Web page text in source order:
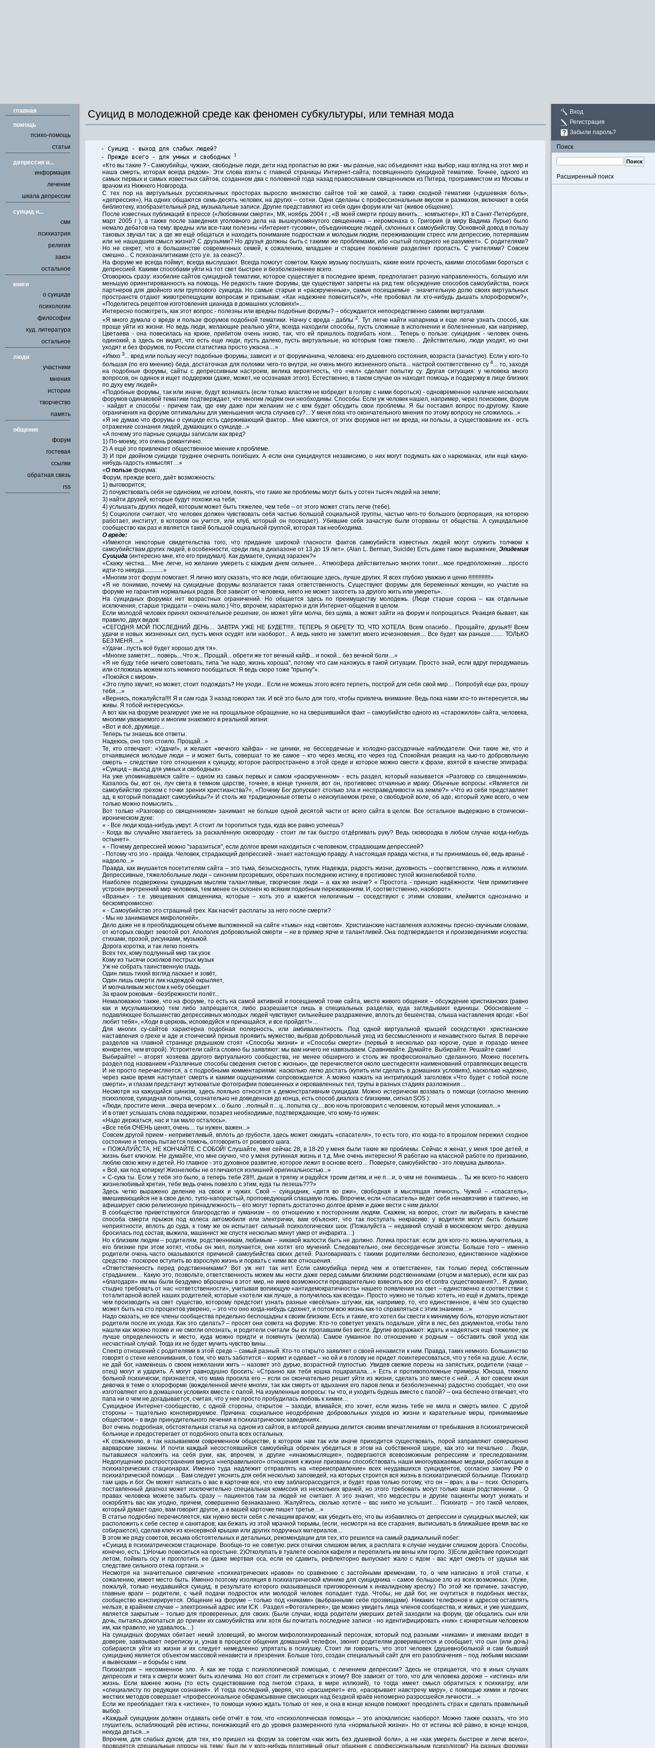
главная
помощь
психо-помощь
статьи
депрессия и...
информация
лечение
шкала депрессии
cуицид и...
сми
психиатрия
религия
закон
остальное
книги
о суициде
психологии
философии
худ. литература
остальное
люди
участники
мнения
истории
творчество
память
общение
форум
гостевая
ссылки
обратная связь
rss
Вход
Регистрация
Забыли пароль?
Поиск
Расширенный поиск
Суицид в молодежной среде как феномен субкультуры, или темная мода
- Суицид - выход для слабых людей?
- Прежде всего - для умных и свободных
1
«Кто вы такие ? - Самоубийцы, чужаки, свободные люди, дети над пропастью во ржи - мы разные, нас объединяет наш выбор, наш взгляд на этот мир и
наша смерть, которая всегда рядом». Эти слова взяты с главной страницы Интернет-сайта, посвященного суицидной тематике. Точнее, одного из
самых первых и самых известных сайтов, созданном два с половиной года назад православным священником из Питера, программистом из Москвы и
врачом из Нижнего Новгорода.
С тех пор на виртуальных русскоязычных просторах выросло множество сайтов той же самой, а также сходной тематики («душевная боль»,
«депрессия»), На одних общаются семь-десять человек, на других – сотни. Одни сделаны с профессиональным вкусом и размахом, включают в себя
библиотеку, изобразительный ряд, музыкальные записи. Другие представляют из себя один форум или чат (живое общение).
После известных публикаций в прессе («Любовники смерти», МК, ноябрь 2004 г , «В моей смерти прошу винить… компьютер», КП в Санкт-Петербурге,
март 2005 г ), а также после заведения уголовного дела на вышеупомянутого священника – иеромонаха о. Григория (в миру Вадима Лурье) было
немало дебатов на тему: вредны или все-таки полезны «Интернет-тусовки», объединяющие людей, склонных к самоубийству. Основной довод в пользу
таковых звучал так: а где же ещё общаться и находить понимание подросткам и молодым людям, переживающим стресс или депрессию, потерявшим
или не нашедшим смысл жизни? С друзьями? Но друзья должны быть с такими же проблемами, ибо «сытый голодного не разумеет». С родителями?
Но не секрет, что в большинстве современных семей, к сожалению, младшее и старшее поколение разделяет пропасть. С учителями? Совсем
смешно... С психоаналитиками (сто у.е. за сеанс)?..
На форуме же всегда поймут, всегда выслушают. Всегда помогут советом. Какую музыку послушать, какие книги прочесть, какими способами бороться с
депрессией. Какими способами уйти на тот свет быстрее и безболезненнее всего.
Оговорюсь сразу: изобилие сайтов суицидной тематики, которое существует в последнее время, предполагает разную направленность, большую или
меньшую ориентированность на помощь. Не редкость такие форумы, где существуют запреты на ряд тем: обсуждение способов самоубийства, поиск
партнеров для двойного или группового суицида. Но самые старые и «раскрученные», самые посещаемые - значительную долю своих виртуальных
пространств отдают животрепещущим вопросам и призывам: «Как надежнее повеситься?», «Не пробовал ли кто-нибудь дышать хлороформом?»,
«Поделитесь рецептом изготовления цианида в домашних условиях!»…
Интересно посмотреть, как этот вопрос - полезны или вредны подобные форумы? – обсуждается непосредственно самими виртуалами.
«Я много думала о вреде и пользе форумов подобной тематики. Начну с вреда - даблы2. Тут легче найти напарника и еще легче узнать способ, как
проще уйти из жизни. Но ведь люди, желающие реально уйти, всегда находили способы, пусть сложные в исполнении и болезненные, как например,
Цветаева - она повесилась на крюке, прибитом очень низко, так, что ей пришлось подгибать ноги… Теперь о пользе: суицидник - человек очень
одинокий, а здесь он видит, что есть еще люди, пусть далеко, пусть виртуальные, но которым тоже тяжело… Действительно, люди уходят, но они
уходят и без форумов, по России статистика просто ужасна…»
«Имхо3... вред или пользу несут подобные форумы, зависит и от форумчанина, человека: его душевного состояния, возраста (зачастую). Если у кого-то
большая (по его мнению) беда, достаточная для поломки чего-то внутри, не очень много жизненного опыта... настрой соответственно су4... то, заходя
на подобные форумы, сайты с депрессивным настроем, велика вероятность, что «чел» сделает попытку су. Другая ситуация: у человека много
вопросов, он одинок и ищет поддержки (даже, может, не осознавая этого). Естественно, в таком случае он находит помощь и поддержку в лице близких
по духу ему людей».
«Подобные форумы, так или иначе, будут возникать (если только властям не взбредет в голову с ними бороться) - одновременное наличие нескольких
форумов одинаковой тематики подтверждает, что многим людям они необходимы. Способы. Если уж человек нашел, например, через поисковик, форум
- найдет и способы - причем там, где ему даже при желании не с кем будет обсудить свои проблемы. Я бы поставил вопрос по-другому. Какие
ограничения на форуме оптимальны для уменьшения числа случаев су?... У меня пока что окончательного мнения по этому вопросу не сложилось...»
«Я не думаю что форумы о суициде есть сдерживающий фактор... Мне кажется, от этих форумов нет ни вреда, ни пользы, а существование их - есть
отражение сознания людей, думающих о суициде...»
«А почему это парные суициды записали как вред?
1) По-моему, это очень романтично.
2) А ещё это привлекает общественное мнение к проблеме.
3) И при двойном суициде труднее очернить погибших. А если они суициднутся независимо, о них могут подумать как о наркоманах, или ещё какую-
нибудь гадость измыслят…»
«О пользе форума:
Форум, прежде всего, даёт возможность:
1) выговорится;
2) почувствовать себя не одиноким, не изгоем, понять, что такие же проблемы могут быть у сотен тысяч людей на земле;
3) найти друзей, которые будут похожи на тебя;
4) услышать других людей, которым может быть тяжелее, чем тебе – от этого может стать легче (тебе).
5) Социологи считают, что человек должен чувствовать себя частью большой социальной группы, частью чего-то большого (корпорация, на которою
работает, институт, в котором он учится, или клуб, который он посещает). Убившие себя зачастую были оторваны от общества. А суицидальное
сообщество как раз и является такой большой социальной группой, которая так необходима.
О вреде:
«Имеются некоторые свидетельства того, что придание широкой гласности фактов самоубийств известных людей могут служить толчком к
самоубийствам других людей, в особенности, среди лиц в диапазоне от 13 до 19 лет». (Alan L. Berman, Suicide) Есть даже такое выражение, Эпидемия
Суицида (интересно мне, кто его придумал). Как думаете, суицид заразен?»
«Скажу честна.... Мне легче, но желание умереть с каждым днем сильнее.... Атмосфера действительно многих топит....мое предположение.....просто
идти-то некуда.............»
«Многим этот форум помогает. Я лично могу сказать, что все люди, обитающие здесь, лучше других. Я всех глубоко уважаю и ценю !!!!!!!!!!!!!!!»
«Я не понимаю, почему на суицидные форумы возлагается такая ответственность. Существуют форумы для беременных женщин, но участие на
форуме не гарантия нормальных родов. Все зависит от человека, никто не может захотеть за другого жить или умереть».
На суицидных форумах нет возрастных ограничений. Но общается здесь по преимуществу молодежь. (Люди старше сорока – как отдельные
исключения, старше тридцати – очень мало.) Что, впрочем, характерно и для Интернет-общения в целом.
Если молодой человек принял окончательное решение, он может уйти молча, без шума, а может зайти на форум и попрощаться. Реакция бывает, как
правило, двух видов:
«СЕГОДНЯ МОЙ ПОСЛЕДНИЙ ДЕНЬ… ЗАВТРА УЖЕ НЕ БУДЕТ!!!!!.. ТЕПЕРЬ Я ОБРЕТУ ТО, ЧТО ХОТЕЛА. Всем спасибо... Прощайте, друзья!!! Всем
удачи и новых жизненных сил, пусть меня осудят или наоборот... А ведь никто не заметит моего исчезновения.... Все будет как раньше......... ТОЛЬКО
БЕЗ МЕНЯ.....»
«Удачи...пусть всё будет хорошо для тя».
«Многие заметят.... поверь....Что ж... Прощай... обрети же тот вечный кайф... и покой... без вечной боли....»
«Я не буду тебе ничего советовать, типа "не надо, жизнь хороша", потому что сам нахожусь в такой ситуации. Просто знай, если вдруг передумаешь
или отложишь можем хоть немного пообщаться. Я ведь скоро тоже "прыгну"».
«Покойся с миром».
«Это глупо звучит, но может, стоит подождать? Не уходи... Если не можешь этого всего терпеть, построй для себя свой мир… Попробуй еще раз, прошу
тебя....»
«Вернись, пожалуйста!!!! Я и сам года 3 назад говорил так. И всё это было для того, чтобы привлечь внимание. Ведь пока нами кто-то интересуется, мы
живы. Я тобой интересуюсь».
А вот как на форуме реагируют уже не на прощальное обращение, но на свершившийся факт – самоубийство одного из «старожилов» сайта, человека,
многими уважаемого и многим знакомого в реальной жизни:
«Вот и всё, дружище...
Теперь ты знаешь все ответы.
Надеюсь, оно того стоило. Прощай...»
Те, кто отвечают: «Удачи!», и желают «вечного кайфа» - не циники, не бессердечные и холодно-рассудочные наблюдатели. Они такие же, что и
отчаявшиеся молодые люди – и может быть, совершат то же самое – кто через месяц, кто через год. Спокойная реакция на чью-то добровольную
смерть – следствие того отношения к суициду, которое распространено в этой среде и которое можно свести к фразе, взятой в качестве эпиграфа:
«Суицид – выход для умных и свободных».
На уже упоминавшемся сайте – одном из самых первых и самом «раскрученном» - есть раздел, который называется «Разговор со священником».
Казалось бы, вот он, луч света в темном царстве, точнее, в конце туннеля, вот он, противовес отчаянью и мраку. Обычные вопросы: «Является ли
самоубийство грехом с точки зрения христианства?», «Почему Бог допускает столько зла и несправедливости на земле?» «Что из себя представляет
ад, в который попадают самоубийцы?» И столь же традиционные ответы о неискупаемом грехе, о свободной воле, об аде, который хуже всего, о чем
только можно помыслить…
Вот только «Разговор со священником» занимает не больше одной десятой части от всего сайта в целом. Все остальное выдержано в стоически–
ироническом духе:
« - Все люди когда-нибудь умрут. А стоит ли торопиться туда, куда все равно успеешь?
- Когда вы случайно хватаетесь за раскалённую сковородку - стоит ли так быстро отдёргивать руку? Ведь сковородка в любом случае когда-нибудь
остынет».
« - Почему депрессией можно "заразиться", если долгое время находиться с человеком, страдающим депрессией?
- Потому что это - правда. Человек, страдающий депрессией - знает настоящую правду. А настоящая правда честна, и ты принимаешь её, ведь враньё -
надоело...»
Правда, как внушается посетителям сайта – это тьма, безысходность, тупик. Надежда, радость жизни, духовность – соответственно, ложь и иллюзии.
Депрессивные, тяжелобольные люди – синоним прозревших, обретших последнюю истину, в противовес тупой жизнелюбивой толпе.
Наиболее подвержены суицидным мыслям талантливые, творческие люди – а как же иначе? « Простота - принцип надёжности. Чем примитивнее
устроен внутренний мир человека, тем менее он склонен ко всяким подобным переживаниям. И, соответственно, наоборот».
«Вранье» - т.е. увещевания священника, которые – хоть это и кажется нелогичным – соседствуют с этими словами, клеймится однозначно и
бескомпромиссно:
« - Самоубийство это страшный грех. Как насчёт расплаты за него после смерти?
- Мы не занимаемся мифологией».
Дело даже не в преобладающем объеме выложенной на сайте «тьмы» над «светом». Христианские наставления изложены пресно-скучными словами,
от которых сводит зевотой рот. Апология добровольной смерти – не в пример ярче и талантливей. Она подтверждается и произведениями искусства:
стихами, прозой, рисунками, музыкой.
Дорога коротка, и так легко понять
Всех тех, кому подлунный мир так узок
Кому из тысячи осколков пестрых музык
Уж не собрать таинственную гладь.
Один лишь тихий взгляд ласкает и зовёт,
Один лишь смерти лик надеждой окрыляет,
И молчаливым жестом к небу обещает
За краем роковым - безбрежности полёт...
Немаловажно также, что на форуме, то есть на самой активной и посещаемой точке сайта, месте живого общения – обсуждение христианских (равно
как и мусульманских) тем либо запрещается, либо разрешается лишь в специальных разделах, куда заглядывают единицы. Обоснование –
подавляющее большинство депрессивных молодых людей чувствуют сильнейшее раздражение, вплоть до бешенства, слыша наставления вроде: «Бог
любит тебя», «Ходи в церковь, исповедуйся и причащайся, и все пройдет!»…
Для многих су-сайтов характерна подобная полярность, или амбивалентность. Под одной виртуальной крышей соседствуют христианские
наставления о грехе и аде и стоический призыв проявить мужество, выбрав добровольный уход из бессмысленного и ненавистного бытия. В перечне
разделов на главной странице рядышком стоят «Способы жизни» и «Способы смерти» (первый в несколько раз короче, суше и гораздо менее
конкретен, чем второй). Устроители сайта словно бы заявляют: мы вам ничего не навязываем. Сравнивайте. Думайте. Выбирайте. Решайте сами!
Выбирайте! – вторят хозяева другого виртуального сообщества, не менее обширного и столь же профессионально сделанного. Можно посетить
раздел под названием «Различные способы сведения счетов с жизнью», где перечисляется около шестидесяти наименований отравляющих веществ.
И не просто перечисляется, а с подробными комментариями: насколько легко достать (купить или сделать в домашних условиях), насколько надежно,
через какое время наступает смерть и какими ощущениями сопровождается. А можно нажать на интригующий заголовок «Что будет с тобой после
смерти», и глазам предстанут жутковатые фотографии повешенных и окровавленных тел, трупы в разных стадиях разложения…
Несмотря на кажущийся цинизм, здесь лояльно относятся к демонстративным суицидам. Можно истерически воззвать о помощи (согласно мнению
психологов, суицидная попытка, сознательно не доведенная до конца, есть способ диалога с близкими, сигнал SOS ):
«Люди, простите меня....вчера вечером х…о было ...полный п…ц...попытка су.....всю ночь проговорил с человеком, который меня успокаивал...»
И в ответ услышать слова поддержки, позарез необходимые, подтверждающие, что кому-то нужен:
«Надо держаться, нас и так мало осталось».
«Все тебя ОЧЕНЬ ценят, очень… ты нужен, важен...»
Совсем другой прием - неприветливый, вплоть до грубости, здесь может ожидать «спасателя», то есть того, кто когда-то в прошлом пережил сходное
состояние и теперь пытается помочь, отговорить от рокового шага.
« ПОЖАЛУЙСТА, НЕ КОНЧАЙТЕ С СОБОЙ! Слушайте, мне сейчас 28, в 18-20 у меня были такие же проблемы. Сейчас я женат, у меня трое детей, и
жизнь бьет ключом. Не думайте, что мне скучно, что у меня рутинная жизнь и т.д. Мне очень интересно! Я работаю на классной работе по призванию,
люблю свою жену и детей. Но главное - это духовное развитие, которое лежит в основе всего… Поверьте, самоубийство - это ловушка дьявола».
« Всё, как под копирку! Жизнелюбы не отличаются излишней оригинальностью...»
« С-сука ты. Если у тебя это было, а теперь тебе 28!!!, дыши в тряпку и радуйся троим детям, и не п…и, о чем не понимаешь… Ты же всего-то навсего
жизнелюбивый кретин, тебе ведь очень повезло с этим, куда ты лезешь???»
Здесь четко выражено деление на своих и чужих. Свой – суицидник, «дитя во ржи», свободная и мыслящая личность. Чужой – «спасатель»,
вмешивающийся не в свое дело, тупо-напористый, проповедующий слащавую ложь. Впрочем, если «спасатель» ведет себя ненавязчиво и тактично, не
афиширует свою религиозную принадлежность – его могут терпеть достаточно долгое время и даже вести с ним диалог.
В сообществе приветствуются благородство и гуманизм – по отношению к посторонним людям. Скажем, на вопрос, стоит ли выбирать в качестве
способа смерти прыжок под колеса автомобиля или электрички, вам объяснят, что так поступать некрасиво: у водителя могут быть большие
неприятности, вплоть до суда, к тому же он испытает сильный психологических шок. (Пожалуйста – недавний случай в московском метро: девушка
бросилась под состав, выжила, машинист же спустя несколько минут умер от инфаркта…)
Но к близким людям – родителям, родственникам, любимым – никакой жалости быть не должно. Логика простая: если для кого-то жизнь мучительна, а
его близкие при этом хотят, чтобы он жил, получается, они хотят его мучений. Следовательно, они бессердечные эгоисты. Больше того – именно
родители очень часто оказываются причиной самоубийства своих детей. Разговаривать с такими родителями бесполезно, единственное надёжное
средство - поскорее вступить во взрослую жизнь и порвать с ними все отношения.
«Ответственность перед родственниками? Вот уж нет так нет! Если самоубийца перед чем и ответственен, так только перед собственным
страданием… Какую это, позвольте, ответственность можем мы нести даже перед самыми близкими родственниками (отцом и матерью), если как раз
«благодаря» им мы были бездумно вброшены в этот мир, не имев возможности предварительно взвесить все pro et contra существования?... Я думаю,
стыдно требовать от нас «ответственности», учитывая вопиющую «антидемократичность» нашего появления на свет – единственно в соответствии с
тоталитарной волей наших родителей, которые «хотели как лучше, а получилось как всегда». Просто нужно не только хотеть, но ещё и думать, прежде
чем производить на свет существо, которому предстоит узнать разные «весёлые» штучки, как, например, то, что единственное, в чём это существо
может быть на сто процентов уверено, – это что оно когда-нибудь сдохнет, и потом всю жизнь как-то справляться с этим знанием…»
Надо сказать, не все члены сообщества предельно беспощадны к своим близким. Есть и такие, кто хотел бы свести к минимуму боль, которую испытают
родители после их ухода. Как это сделать? – просят они совета на форуме. Кто-то советует уехать подальше, уйти в лес, без документов, чтобы тело
нашли как можно позже и не смогли опознать, и родители считали бы их пропавшим без вести. Другие возражают: ждать и надеяться ещё тяжелее, уж
лучше определенность и место, куда можно придти и помянуть (могила). Самое гуманное по отношению к родным – обставить свой уход как
несчастный случай. Тогда их не будет мучить чувство вины…
Спектр отношений с родителями в этой среде – самый разный. Кто-то открыто заявляет о своей ненависти к ним. Правда, таких немного. Большинство
говорят о стене непонимания, о том, что мать заботится – кормит и одевает – но ей и в голову не придет поинтересоваться, что у тебя на душе. А если,
не дай бог, намекнешь о своем нежелании жить – назовет это дурью, возрастной глупостью. Увидев свежие порезы на запястьях, родители (чаще –
отец) могут и ударить. А могут равнодушно бросить: «Странно как тебя кошка поцарапала…» Есть и противоположные примеры. Юноша, тяжело
больной психически, признается, что мама просила его – если он окончательно решит уйти из жизни, сделать это вместе с ней… А вот совсем юная
девочка в теме о хлороформе (вожделенной мечте многих, так как смерть от вдыхания его паров легка и безболезненна) радостно сообщает, что они
изготовляют его в домашних условиях вместе с папой. На изумленные вопросы: ты что, и уходить будешь вместе с папой? – она беспечно отвечает, что
папа ни о чем не догадывается, считая, что у нее просто пробудилась любовь к химии…
Суицидное Интернет-сообщество, с одной стороны, открытое – заходи, вливайся, кто хочет, если жизнь тебе не мила и смерть милее. С другой
стороны – тщательно конспирируемое. Причина: социальное неодобрение добровольных уходов из жизни и карательные меры, принимаемые
обществом – в виде принудительного лечения в психиатрических заведениях.
Вот очень подробная, обстоятельная статья на одном из сайтов, в которой девушка делится своими впечатлениями от пребывания в психиатрической
больнице и предостерегает от подобного опыта всех остальных.
«К сожалению, в так называемом современном обществе, в котором нам так или иначе приходится существовать, порой заправляют совершенно
варварские законы. И почти каждый несостоявшийся самоубийца обречен убедиться в этом на собственной шкуре, как это ни печально… Люди,
пытавшиеся наложить на себя руки, как, впрочем, и другие «инакомыслящие», подвергаются всевозможным репрессиям и преследованиям.
Недопущению распространения вируса «неправильного» отношения к жизни призваны способствовать наши многоуважаемые медики, работающие в
психиатрических стационарах. Именно туда надлежит отправлять на «переисправление» всех неудавшихся суицидентов, согласно закону РФ о
психиатрической помощи… Вам следует уяснить для себя несколько заповедей, на которых строится вся жизнь в психиатрической больнице. Психиатр
там царь и бог. Он может написать о вас в карточке все, что ему заблагорассудится, и будет прав только потому, что он – врач, а вы – псих. Оспорить
поставленный диагноз может исключительно специальная комиссия из нескольких врачей, но этого требовать могут только ваши родственники… О
правах человека можете забыть сразу – пациентов там за людей не считают. А это значит, что медсестры и другие пациенты могут унижать и
оскорблять вас как угодно, причем, совершенно безнаказанно. Жалуйтесь, сколько хотите – вас никто не услышит… Психиатр – это такой человек,
который думает одно, вам говорит другое, а в вашей карточке пишет третье…»
В статье подробно перечисляется, как нужно вести себя с лечащим врачом; как убедить его, что вы избавились от депрессии и суицидных мыслей; как
расположить к себе сестер и санитаров; как бежать из этой мрачной тюрьмы, (если, несмотря на все старания, выписывать в ближайшее время вас не
собираются), сделав ключ из консервной крышки или других подручных материалов…
В этом же ряду советов, весьма обстоятельных и детальных, рекомендации для тех, кто решился на самый радикальный побег:
«Суицид в психиатрическом стационаре. Вообще-то не советую: риск откачки слишком велик, а расплата в случае неудачи слишком дорога. Способы,
конечно, есть: 1)Ночью повеситься на простыне. 2)Отколупать в туалете осколок кафеля и перепилить им вены или горло. 3)Если действие происходит
летом, поймать осу и проглотить ее (даже мертвая оса, если ее сдавить, рефлекторно выпускает жало с ядом - вас ждет смерть от удушья как
следствие сильного отека гортани..»
Несмотря на значительное смягчение «психиатрических нравов» по сравнению с застойными временами, то, о чем написано в этой статье, к
сожалению, имеет место быть. Именно поэтому изоляция в психиатрической клинике для суицидника – самое большое зло из всех возможных. (Хуже,
пожалуй, только неудавшийся суицид, в результате которого оказываешься приговоренным к инвалидному креслу.) По этой же причине, зачастую,
главные враги – родители, с чьей подачи подросток или молодой человек попадает туда. Чтобы, не дай бог, не очутиться в подобных местах,
сообщество конспирируется. Общение на форуме – только под «никами» (выбранными себе прозвищами). Никаких телефонов и адресов оставлять
нельзя, в крайнем случае – электронный адрес или ICK . Раздел «Фотогалерея», где можно увидеть лица членов сообщества, и живых, и уже ушедших,
является закрытым – только для проверенных, для своих. (Были случаи, когда родители умерших детей заходили на форум, где общались сын или
дочь, пытаясь докопаться до причин их самоубийства или хотя бы почитать последние записи - но идентифицировать «ник» с конкретным человеком
им, как правило, не удавалось…)
На суицидных форумах обитает некий зловещий, во многом мифологизированный персонаж, который под разными «никами» и именами входит в
доверие, завязывает переписку и, узнав в процессе общения домашний телефон, звонит родителям доверившегося и сообщает, что сын (или дочь)
собираются уйти из жизни и их следует немедленно упрятать в психушку. Стоит ли говорить, что этот человек (душевнобольной и сам бывший
суицидник) является объектом массовой ненависти и презрения. Больше того, создан специальный сайт для его разоблачения – под любыми масками
и вывесками – и борьбы с ним.
Психиатрия – несомненное зло. А как же тогда с психологической помощью, с лечением депрессии? Здесь не отрицается, что в иных случаях
депрессия и тяга к смерти может быть излечима. Но вот стоит ли стремиться к этому? Все зависит от того, что для человека дороже – «истина» или
жизнь. Если важнее жизнь (то есть существование под гнетом страха, в мире иллюзий), то тогда имеет смысл обратиться к психиатру, или
«специалисту по редукции сознания». И тогда последний, уверяя, что «расширяет» его, «раскрывает навстречу миру», с помощью химии и прочих
жестких методов совершает «профессиональное обкрамсывание свисающих над бездной краёв непомерно разросшейся личности…»
Если же преобладает тяга к «истине», то помощи нужно ждать только от нее, и она в конце концов поможет преодолеть страх и сделать правильный
выбор.
«Каждый суицидник должен отдавать себе отчёт в том, что «психологическая помощь» – это апокалипсис наоборот. Можно также сказать, что это
глушитель, ослабляющий рёв истины, понижающий его до уровня размеренного гула «нормальной жизни». Но от истины всё равно, в конце концов,
некуда деться...»
Впрочем, для слабых духом, для тех, кто пришел на форум за советом «как жить без душевной боли», а не «как умереть быстрее и легче всего»,
проводятся специальные опросы на тему: был ли у кого-нибудь позитивный опыт общения с профессиональным психологом? На разных форумах